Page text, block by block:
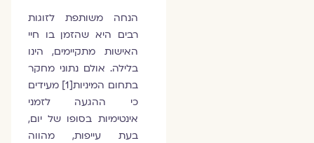
הנחה משותפת לזוגות
רבים היא שהזמן בו חיי
האישות מתקיימים, הינו
בלילה. אולם נתוני מחקר
בתחום המיניות[1] מעידים
כי ההגעה לזמני
אינטימיות בסופו של יום,
בעת עייפות, מהווה